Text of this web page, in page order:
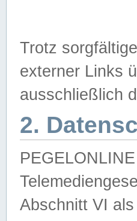
Trotz
externer Links
ausschließlich
2.
Abschnitt VI